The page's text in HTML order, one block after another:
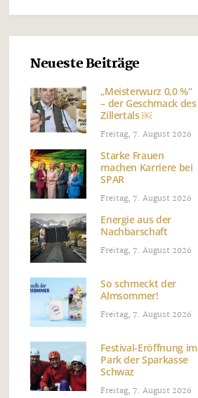
Neueste Beiträge
„Meisterwurz 0,0 %“
– der Geschmack des
Zillertals ￼
Freitag, 7. August 2026
Starke Frauen
machen Karriere bei
SPAR
Freitag, 7. August 2026
Energie aus der
Nachbarschaft
Freitag, 7. August 2026
So schmeckt der
Almsommer!
Freitag, 7. August 2026
Festival-Eröffnung im
Park der Sparkasse
Schwaz
Freitag, 7. August 2026